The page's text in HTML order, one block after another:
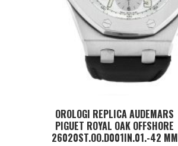
ADD TO CART
OROLOGI REPLICA AUDEMARS
PIGUET ROYAL OAK OFFSHORE
26020ST.OO.D001IN.01.-42 MM